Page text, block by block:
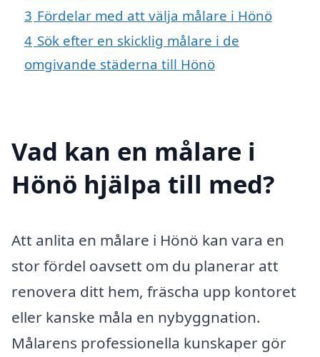
3 Fördelar med att välja målare i Hönö
4 Sök efter en skicklig målare i de
omgivande städerna till Hönö
Vad kan en målare i
Hönö hjälpa till med?
Att anlita en målare i Hönö kan vara en
stor fördel oavsett om du planerar att
renovera ditt hem, fräscha upp kontoret
eller kanske måla en nybyggnation.
Målarens professionella kunskaper gör